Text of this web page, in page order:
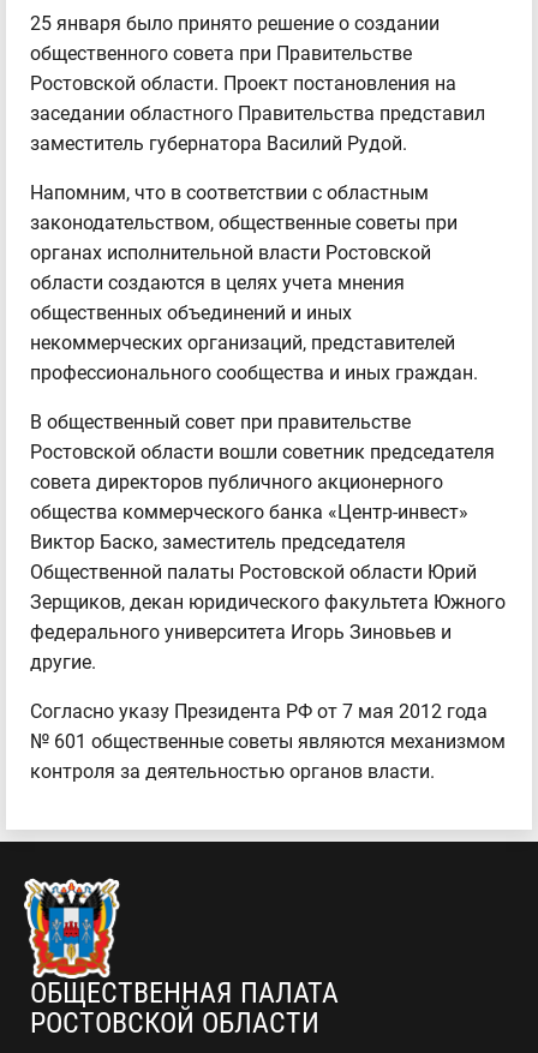
25 января было принято решение о создании
общественного совета при Правительстве
Ростовской области. Проект постановления на
заседании областного Правительства представил
заместитель губернатора Василий Рудой.
Напомним, что в соответствии с областным
законодательством, общественные советы при
органах исполнительной власти Ростовской
области создаются в целях учета мнения
общественных объединений и иных
некоммерческих организаций, представителей
профессионального сообщества и иных граждан.
В общественный совет при правительстве
Ростовской области вошли советник председателя
совета директоров публичного акционерного
общества коммерческого банка «Центр-инвест»
Виктор Баско, заместитель председателя
Общественной палаты Ростовской области Юрий
Зерщиков, декан юридического факультета Южного
федерального университета Игорь Зиновьев и
другие.
Согласно указу Президента РФ от 7 мая 2012 года
№ 601 общественные советы являются механизмом
контроля за деятельностью органов власти.
ОБЩЕСТВЕННАЯ ПАЛАТА
РОСТОВСКОЙ ОБЛАСТИ